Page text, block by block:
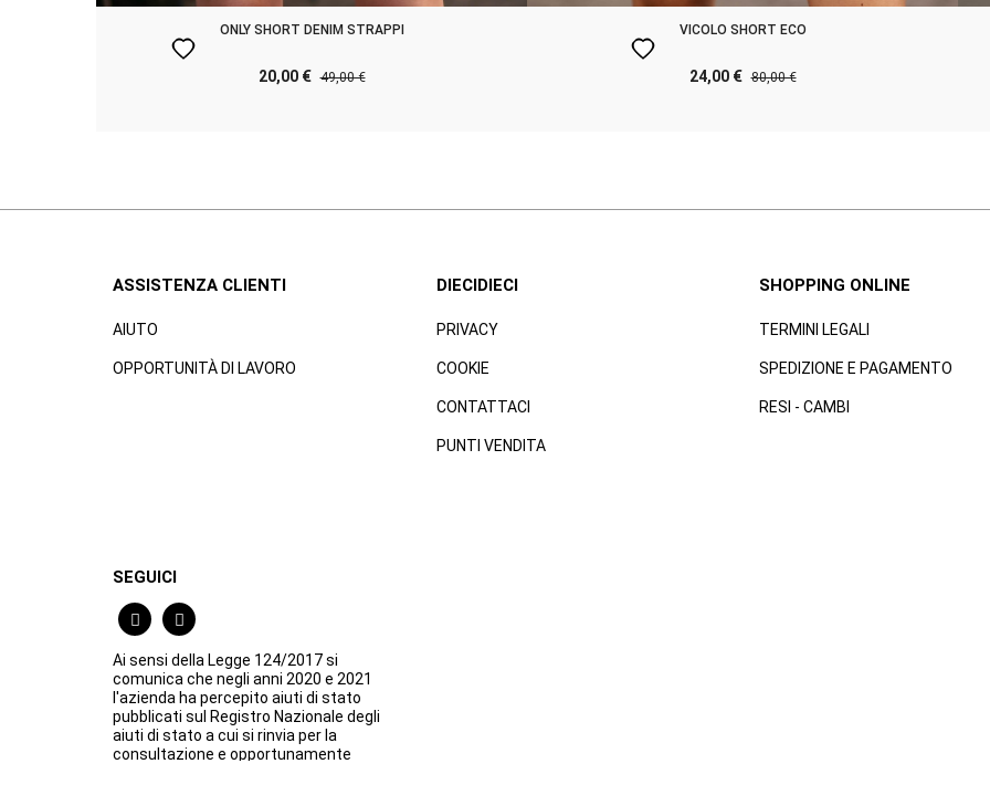
ONLY SHORT DENIM STRAPPI
20,00 € 49,00 €
favorite
VICOLO SHORT ECO
24,00 € 80,00 €
favorite
ASSISTENZA CLIENTI
AIUTO
OPPORTUNITÀ DI LAVORO
DIECIDIECI
PRIVACY
COOKIE
CONTATTACI
PUNTI VENDITA
SHOPPING ONLINE
TERMINI LEGALI
SPEDIZIONE E PAGAMENTO
RESI - CAMBI
SEGUICI
Ai sensi della Legge 124/2017 si
comunica che negli anni 2020 e 2021
l'azienda ha percepito aiuti di stato
pubblicati sul Registro Nazionale degli
aiuti di stato a cui si rinvia per la
consultazione e opportunamente